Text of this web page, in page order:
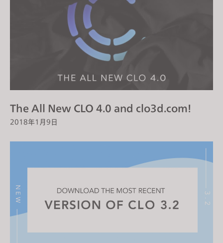
The All New CLO 4.0 and clo3d.com!
2018年1月9日